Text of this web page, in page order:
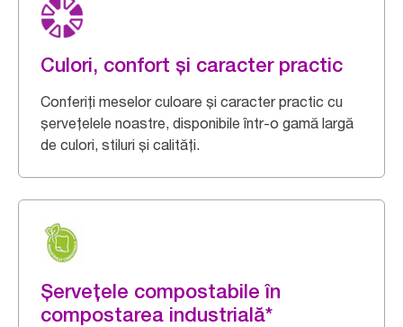
Culori, confort și caracter practic
Conferiți meselor culoare și caracter practic cu
șervețelele noastre, disponibile într-o gamă largă
de culori, stiluri și calități.
Șervețele compostabile în
compostarea industrială*